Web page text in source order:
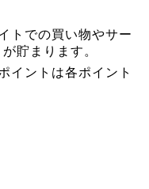
トでの買い物やサー
貯まります。
イントは各ポイント